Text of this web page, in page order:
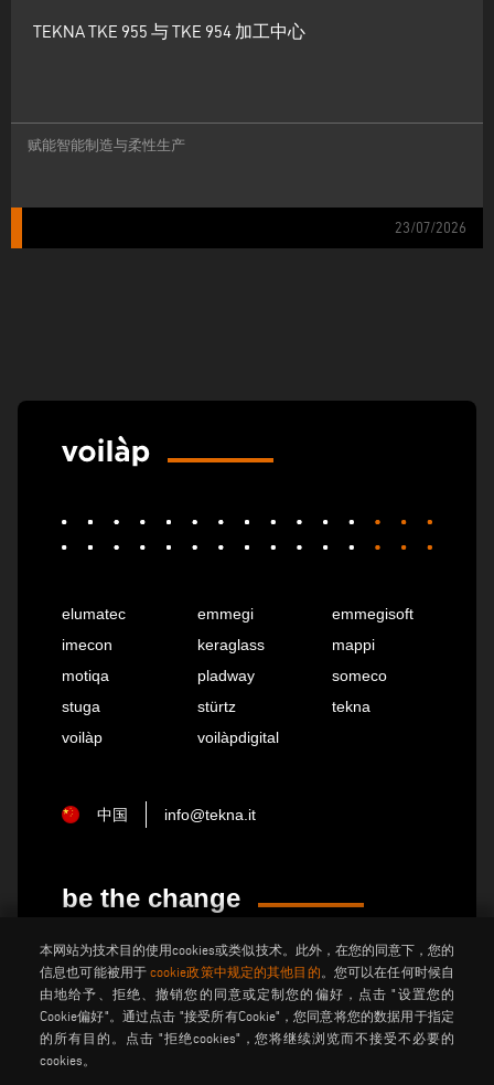
TEKNA TKE 955 与 TKE 954 加工中心
赋能智能制造与柔性生产
23/07/2026
elumatec emmegi
emmegisoft
imecon
keraglass
mappi
motiqa
pladway
someco
stuga
stürtz
tekna
voilàp
voilàpdigital
中国 info@tekna.it
be the change
隐私政策
法律说明
饼干政策
般销售条款和条件
分销通用条款与条件
馅饼设置
本网站为技术目的使用cookies或类似技术。此外，在您的同意下，您的
信息也可能被用于cookie政策中规定的其他目的 。您可以在任何时候自
由地给予、拒绝、撤销您的同意或定制您的偏好，点击 "设置您的
Cookie偏好"。通过点击 "接受所有Cookie"，您同意将您的数据用于指定
的所有目的。点击 "拒绝cookies"，您将继续浏览而不接受不必要的
cookies。